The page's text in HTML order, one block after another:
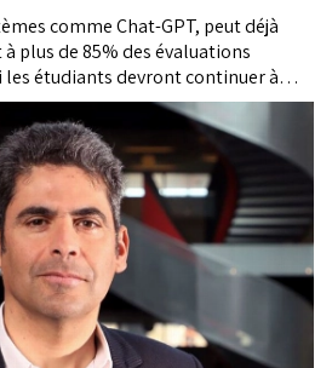
comme Chat-GPT, peut déjà
plus de 85% des évaluations
étudiants devront continuer à
que cynique quelque part, cette
moins pertinente. C’est pourquoi
à la Faculté informatique et
polytechnique fédérale de
résultat dans la revue américaine
technologie révolutionnaire pose en
systèmes d’enseignement dans le
marocaine en particulier. Cette
lui, à réinventer ses méthodes
critique, la créativité et la
le développement des